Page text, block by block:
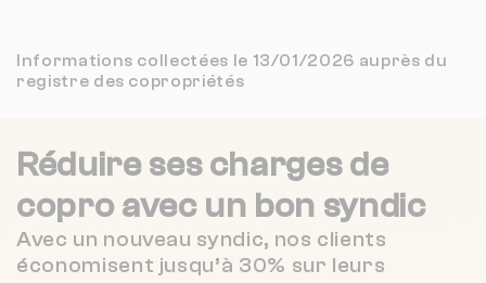
Chauffage collectif
Nombre de lots : 49
19 et 21 Place du Taurobole
Informations collectées le 13/01/2026 auprès du
registre des copropriétés
Réduire ses charges de
copro avec un bon syndic
Avec un nouveau syndic, nos clients
économisent jusqu’à 30% sur leurs